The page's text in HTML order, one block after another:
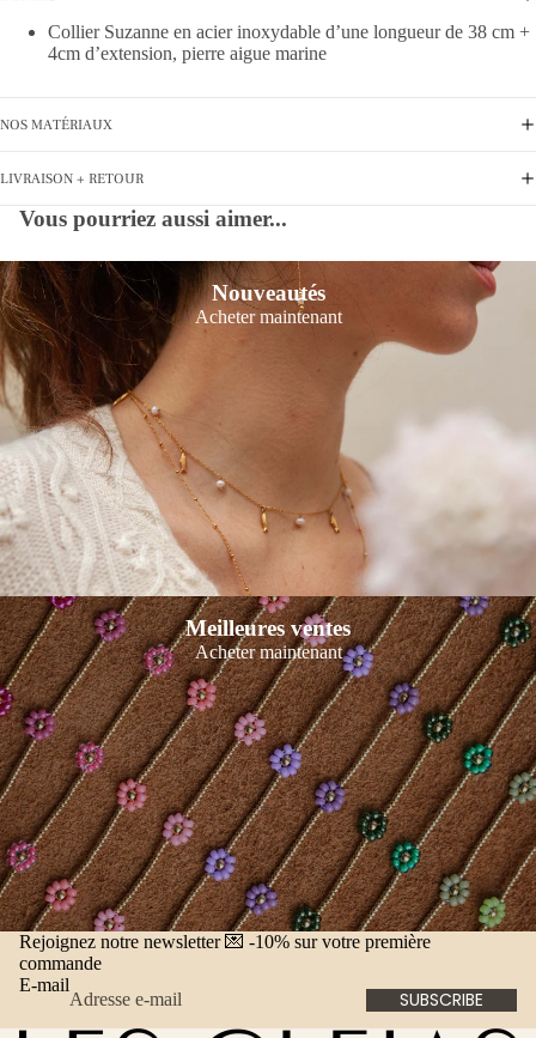
Collier Suzanne en acier inoxydable d’une longueur de 38 cm +
4cm d’extension, pierre aigue marine
NOS MATÉRIAUX
LIVRAISON + RETOUR
Vous pourriez aussi aimer...
Nouveautés
Acheter maintenant
Meilleures ventes
Acheter maintenant
Rejoignez notre newsletter 💌 -10% sur votre première
commande
E-mail
SUBSCRIBE